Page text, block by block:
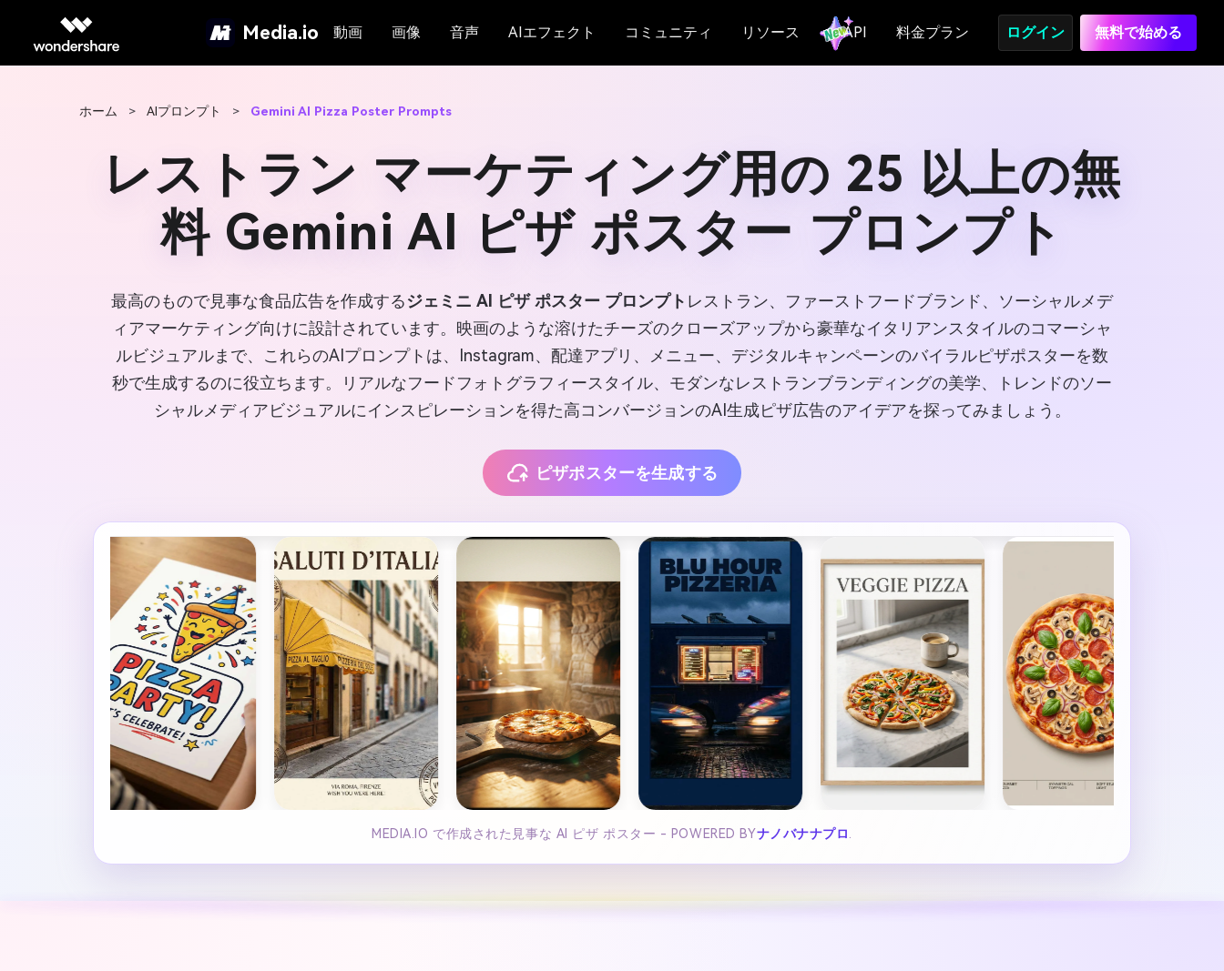
Media.io 動画 画像 音声 AIエフェクト コミュニティ リソース API 料金プラン ログイン 無料で始める
ホーム > AIプロンプト > Gemini AI Pizza Poster Prompts
レストラン マーケティング用の 25 以上の無
料 Gemini AI ピザ ポスター プロンプト
最高のもので見事な食品広告を作成するジェミニ AI ピザ ポスター プロンプト レストラン、ファーストフードブランド、ソーシャルメデ
ィアマーケティング向けに設計されています。映画のような溶けたチーズのクローズアップから豪華なイタリアンスタイルのコマーシャ
ルビジュアルまで、これらのAIプロンプトは、Instagram、配達アプリ、メニュー、デジタルキャンペーンのバイラルピザポスターを数
秒で生成するのに役立ちます。リアルなフードフォトグラフィースタイル、モダンなレストランブランディングの美学、トレンドのソー
シャルメディアビジュアルにインスピレーションを得た高コンバージョンのAI生成ピザ広告のアイデアを探ってみましょう。
ピザポスターを生成する
MEDIA.IO で作成された見事な AI ピザ ポスター - POWERED BYナノバナナプロ